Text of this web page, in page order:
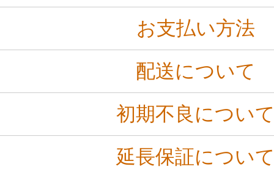
お支払い方法
配送について
初期不良につい
延長保証につい